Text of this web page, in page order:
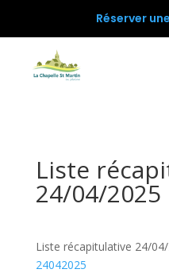
Réserver
Liste
24/04/2025
Liste récapitulative 24/
24042025